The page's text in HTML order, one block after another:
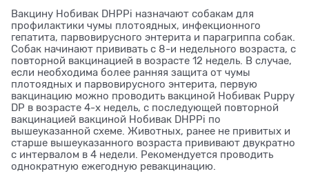
Вакцину Нобивак DHPPi назначают собакам для
профилактики чумы плотоядных, инфекционного
гепатита, парвовирусного энтерита и парагриппа собак.
Собак начинают прививать с 8-и недельного возраста, с
повторной вакцинацией в возрасте 12 недель. В случае,
если необходима более ранняя защита от чумы
плотоядных и парвовирусного энтерита, первую
вакцинацию можно проводить вакциной Нобивак Puppy
DP в возрасте 4-х недель, с последующей повторной
вакцинацией вакциной Нобивак DHPPi по
вышеуказанной схеме. Животных, ранее не привитых и
старше вышеуказанного возраста прививают двукратно
с интервалом в 4 недели. Рекомендуется проводить
однократную ежегодную ревакцинацию.